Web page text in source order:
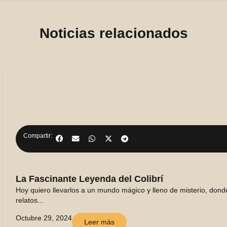
Noticias relacionados
Compartir:
La Fascinante Leyenda del Colibrí
Hoy quiero llevarlos a un mundo mágico y lleno de misterio,
relatos...
Octubre 29, 2024 Leer más